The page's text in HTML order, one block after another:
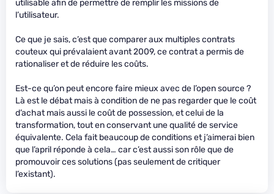
utilisable afin de permettre de remplir les missions de
l’utilisateur.
Ce que je sais, c’est que comparer aux multiples contrats
couteux qui prévalaient avant 2009, ce contrat a permis de
rationaliser et de réduire les coûts.
Est-ce qu’on peut encore faire mieux avec de l’open source ?
Là est le débat mais à condition de ne pas regarder que le coût
d’achat mais aussi le coût de possession, et celui de la
transformation, tout en conservant une qualité de service
équivalente. Cela fait beaucoup de conditions et j’aimerai bien
que l’april réponde à cela… car c’est aussi son rôle que de
promouvoir ces solutions (pas seulement de critiquer
l’existant).